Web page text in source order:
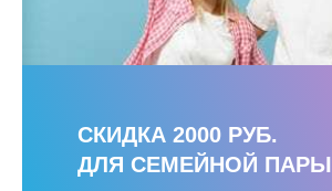
СКИДКА 2000 РУБ.
ДЛЯ СЕМЕЙНОЙ ПАРЫ